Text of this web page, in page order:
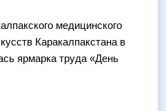
медицинского
Каракалпакстана в
ярмарка труда «День